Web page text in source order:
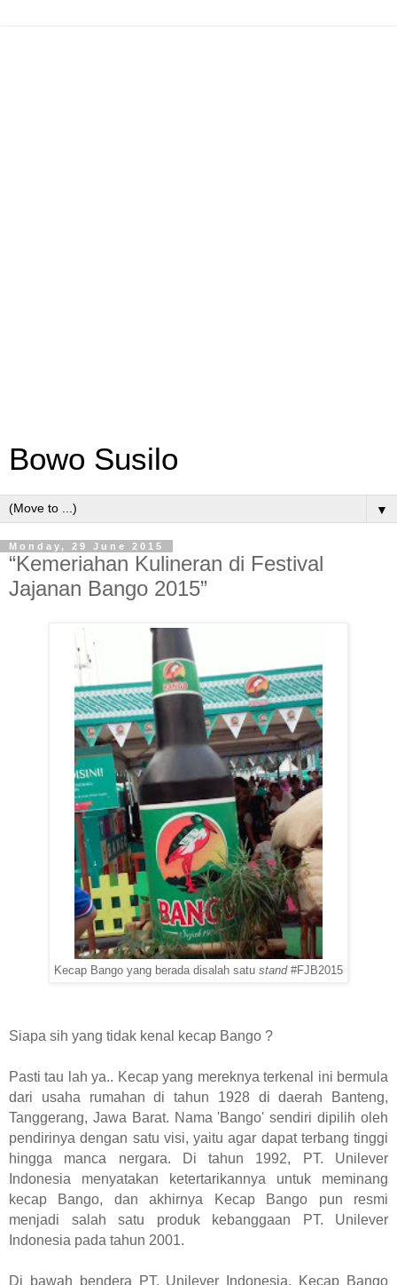
Bowo Susilo
▼
Monday, 29 June 2015
“Kemeriahan Kulineran di Festival
Jajanan Bango 2015”
Kecap Bango yang berada disalah satu stand#FJB2015
Siapa sih yang tidak kenal kecap Bango ?
Pasti tau lah ya.. Kecap yang mereknya terkenal ini bermula
dari usaha rumahan di tahun 1928 di daerah Banteng,
Tanggerang, Jawa Barat. Nama 'Bango' sendiri dipilih oleh
pendirinya dengan satu visi, yaitu agar dapat terbang tinggi
hingga manca nergara. Di tahun 1992, PT. Unilever
Indonesia menyatakan ketertarikannya untuk meminang
kecap Bango, dan akhirnya Kecap Bango pun resmi
menjadi salah satu produk kebanggaan PT. Unilever
Indonesia pada tahun 2001.
Di bawah bendera PT. Unilever Indonesia, Kecap Bango